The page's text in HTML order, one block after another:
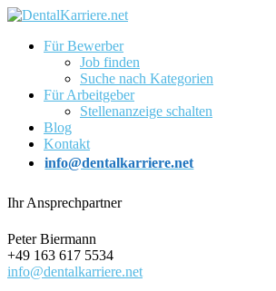
Für Bewerber
Job finden
Suche nach Kategorien
Für Arbeitgeber
Stellenanzeige schalten
Blog
Kontakt
info@dentalkarriere.net
Ihr Ansprechpartner
Peter Biermann
+49 163 617 5534
info@dentalkarriere.net